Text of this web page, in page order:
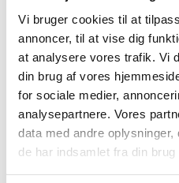
Vi bruger cookies til at
annoncer, til at vise dig
at analysere vores trafik. Vi
din brug af vores
for sociale medier,
analysepartnere. Vores
data med andre
de har indsamlet fra din
Hvilket
hvilken
Kolding